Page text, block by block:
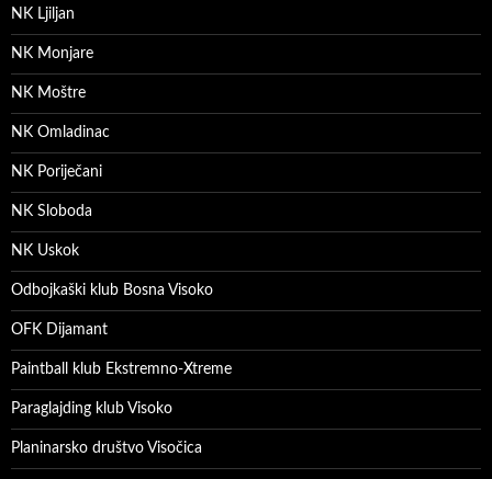
NK Ljiljan
NK Monjare
NK Moštre
NK Omladinac
NK Poriječani
NK Sloboda
NK Uskok
Odbojkaški klub Bosna Visoko
OFK Dijamant
Paintball klub Ekstremno-Xtreme
Paraglajding klub Visoko
Planinarsko društvo Visočica